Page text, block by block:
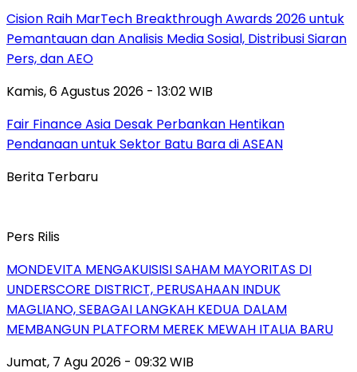
Cision Raih MarTech Breakthrough Awards 2026 untuk
Pemantauan dan Analisis Media Sosial, Distribusi Siaran
Pers, dan AEO
Kamis, 6 Agustus 2026 - 13:02 WIB
Fair Finance Asia Desak Perbankan Hentikan
Pendanaan untuk Sektor Batu Bara di ASEAN
Berita Terbaru
Pers Rilis
MONDEVITA MENGAKUISISI SAHAM MAYORITAS DI
UNDERSCORE DISTRICT, PERUSAHAAN INDUK
MAGLIANO, SEBAGAI LANGKAH KEDUA DALAM
MEMBANGUN PLATFORM MEREK MEWAH ITALIA BARU
Jumat, 7 Agu 2026 - 09:32 WIB